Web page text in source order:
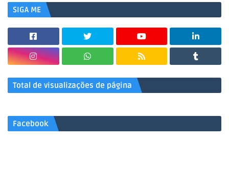
SIGA ME
Total de visualizações de página
Facebook